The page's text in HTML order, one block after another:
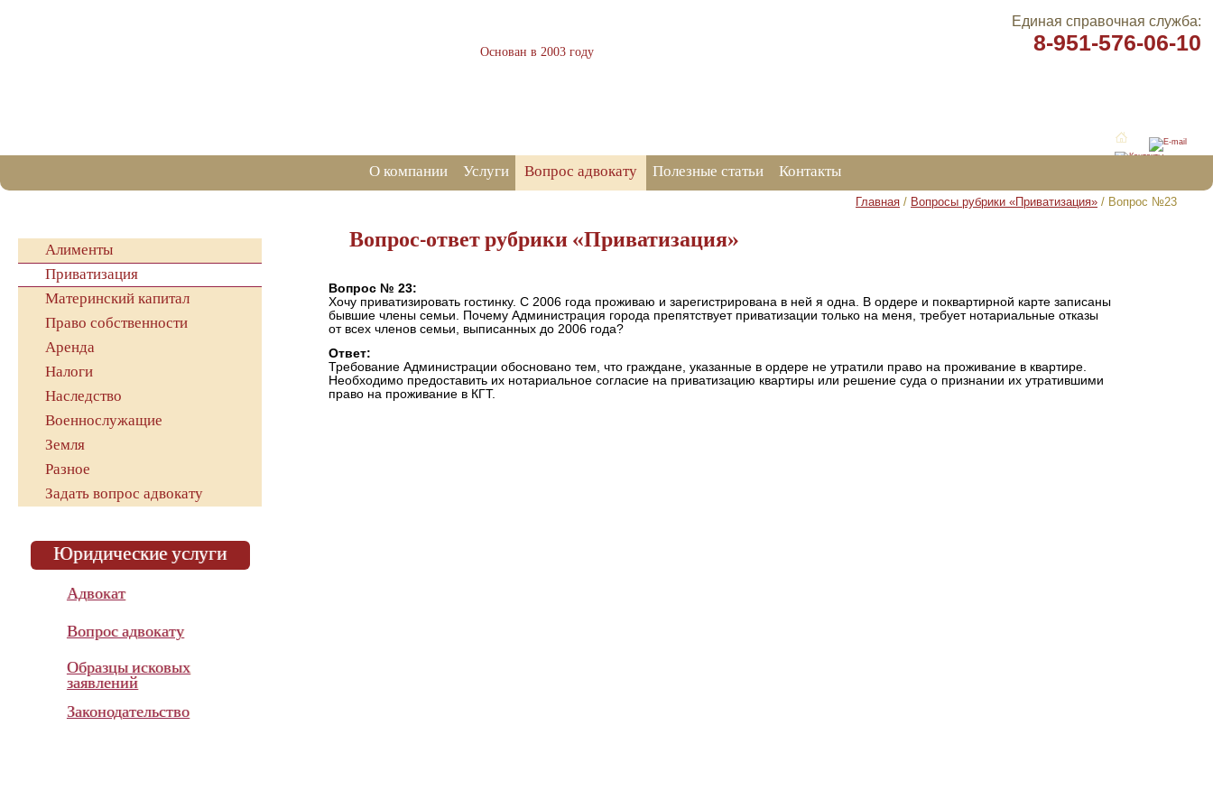
Основан в 2003 году
Единая справочная служба:
8-951-576-06-10
О компании Услуги Вопрос адвокату Полезные статьи Контакты
Главная / Вопросы рубрики «Приватизация» / Вопрос №23
Алименты
Приватизация
Материнский капитал
Право собственности
Аренда
Налоги
Наследство
Военнослужащие
Земля
Разное
Задать вопрос адвокату
Юридические услуги
Адвокат
Вопрос адвокату
Образцы исковых
заявлений
Законодательство
Вопрос-ответ рубрики «Приватизация»
Вопрос № 23:
Хочу приватизировать гостинку. С 2006 года проживаю и зарегистрирована в ней я одна. В ордере и поквартирной карте записаны
бывшие члены семьи. Почему Администрация города препятствует приватизации только на меня, требует нотариальные отказы
от всех членов семьи, выписанных до 2006 года?
Ответ:
Требование Администрации обосновано тем, что граждане, указанные в ордере не утратили право на проживание в квартире.
Необходимо предоставить их нотариальное согласие на приватизацию квартиры или решение суда о признании их утратившими
право на проживание в КГТ.